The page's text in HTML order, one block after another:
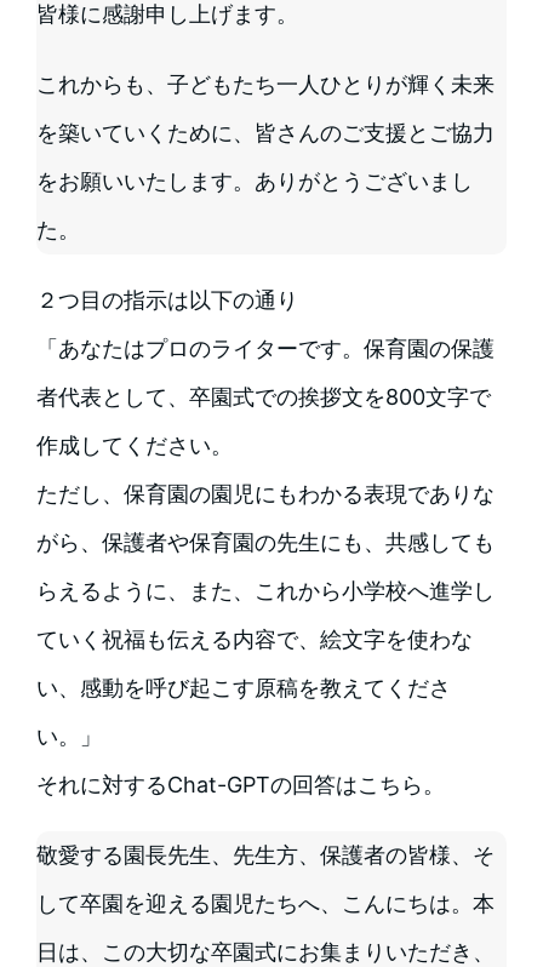
皆様に感謝申し上げます。
これからも、子どもたち一人ひとりが輝く未来
を築いていくために、皆さんのご支援とご協力
をお願いいたします。ありがとうございまし
た。
２つ目の指示は以下の通り
「あなたはプロのライターです。保育園の保護
者代表として、卒園式での挨拶文を800文字で
作成してください。
ただし、保育園の園児にもわかる表現でありな
がら、保護者や保育園の先生にも、共感しても
らえるように、また、これから小学校へ進学し
ていく祝福も伝える内容で、絵文字を使わな
い、感動を呼び起こす原稿を教えてくださ
い。」
それに対するChat-GPTの回答はこちら。
敬愛する園長先生、先生方、保護者の皆様、そ
して卒園を迎える園児たちへ、こんにちは。本
日は、この大切な卒園式にお集まりいただき、